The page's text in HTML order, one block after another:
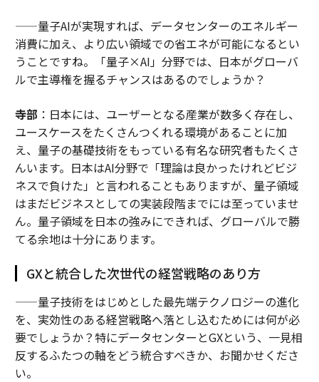
——量子AIが実現すれば、データセンターのエネルギー
消費に加え、より広い領域での省エネが可能になるとい
うことですね。「量子×AI」分野では、日本がグローバ
ルで主導権を握るチャンスはあるのでしょうか？
寺部 ：日本には、ユーザーとなる産業が数多く存在し、
ユースケースをたくさんつくれる環境があることに加
え、量子の基礎技術をもっている有名な研究者もたくさ
んいます。日本はAI分野で「理論は良かったけれどビジ
ネスで負けた」と言われることもありますが、量子領域
はまだビジネスとしての実装段階までには至っていませ
ん。量子領域を日本の強みにできれば、グローバルで勝
てる余地は十分にあります。
GXと統合した次世代の経営戦略のあり方
——量子技術をはじめとした最先端テクノロジーの進化
を、実効性のある経営戦略へ落とし込むためには何が必
要でしょうか？特にデータセンターとGXという、一見相
反するふたつの軸をどう統合すべきか、お聞かせくださ
い。